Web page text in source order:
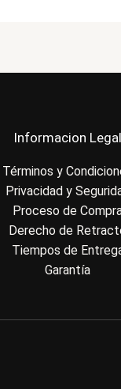
Informacion Legal
Términos y
Privacidad y
Proceso de
Derecho de
Tiempos de
Garantía